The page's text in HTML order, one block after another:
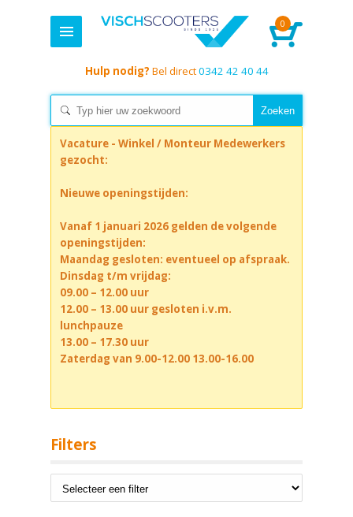
0
Hulp nodig? Bel direct0342 42 40 44
Vacature - Winkel / Monteur Medewerkers
gezocht:
Nieuwe openingstijden:
Vanaf 1 januari 2026 gelden de volgende
openingstijden:
Maandag gesloten: eventueel op afspraak.
Dinsdag t/m vrijdag:
09.00 – 12.00 uur
12.00 – 13.00 uur gesloten i.v.m.
lunchpauze
13.00 – 17.30 uur
Zaterdag van 9.00-12.00 13.00-16.00
Filters